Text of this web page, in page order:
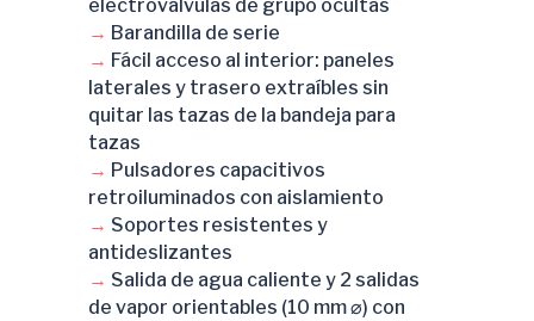
electroválvulas de grupo ocultas
→ Barandilla de serie
→ Fácil acceso al interior: paneles
laterales y trasero extraíbles sin
quitar las tazas de la bandeja para
tazas
→ Pulsadores capacitivos
retroiluminados con aislamiento
→ Soportes resistentes y
antideslizantes
→ Salida de agua caliente y 2 salidas
de vapor orientables (10 mm ⌀) con